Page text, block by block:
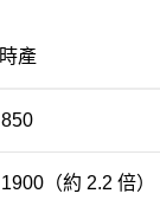
時產
850
1900（約 2.2 倍）